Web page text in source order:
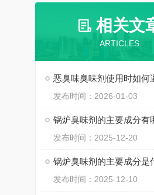
相关文
ARTICLES
恶臭味臭味剂使用时如何
发布时间：2026-01-03
锅炉臭味剂的主要成分有
发布时间：2025-12-20
锅炉臭味剂的主要成分是
发布时间：2025-12-10